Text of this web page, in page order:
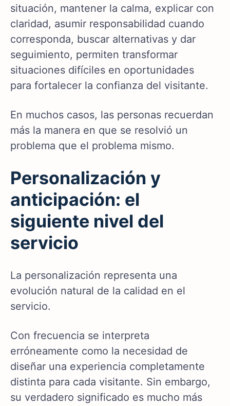
situación, mantener la calma, explicar con
claridad, asumir responsabilidad cuando
corresponda, buscar alternativas y dar
seguimiento, permiten transformar
situaciones difíciles en oportunidades
para fortalecer la confianza del visitante.
En muchos casos, las personas recuerdan
más la manera en que se resolvió un
problema que el problema mismo.
Personalización y
anticipación: el
siguiente nivel del
servicio
La personalización representa una
evolución natural de la calidad en el
servicio.
Con frecuencia se interpreta
erróneamente como la necesidad de
diseñar una experiencia completamente
distinta para cada visitante. Sin embargo,
su verdadero significado es mucho más